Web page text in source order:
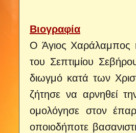
Βιογραφία
Ο Άγιος Χαράλαμπος
του Σεπτιμίου
διωγμό κατά των
ζήτησε να αρνηθεί
ομολόγησε στον
οποιοδήποτε